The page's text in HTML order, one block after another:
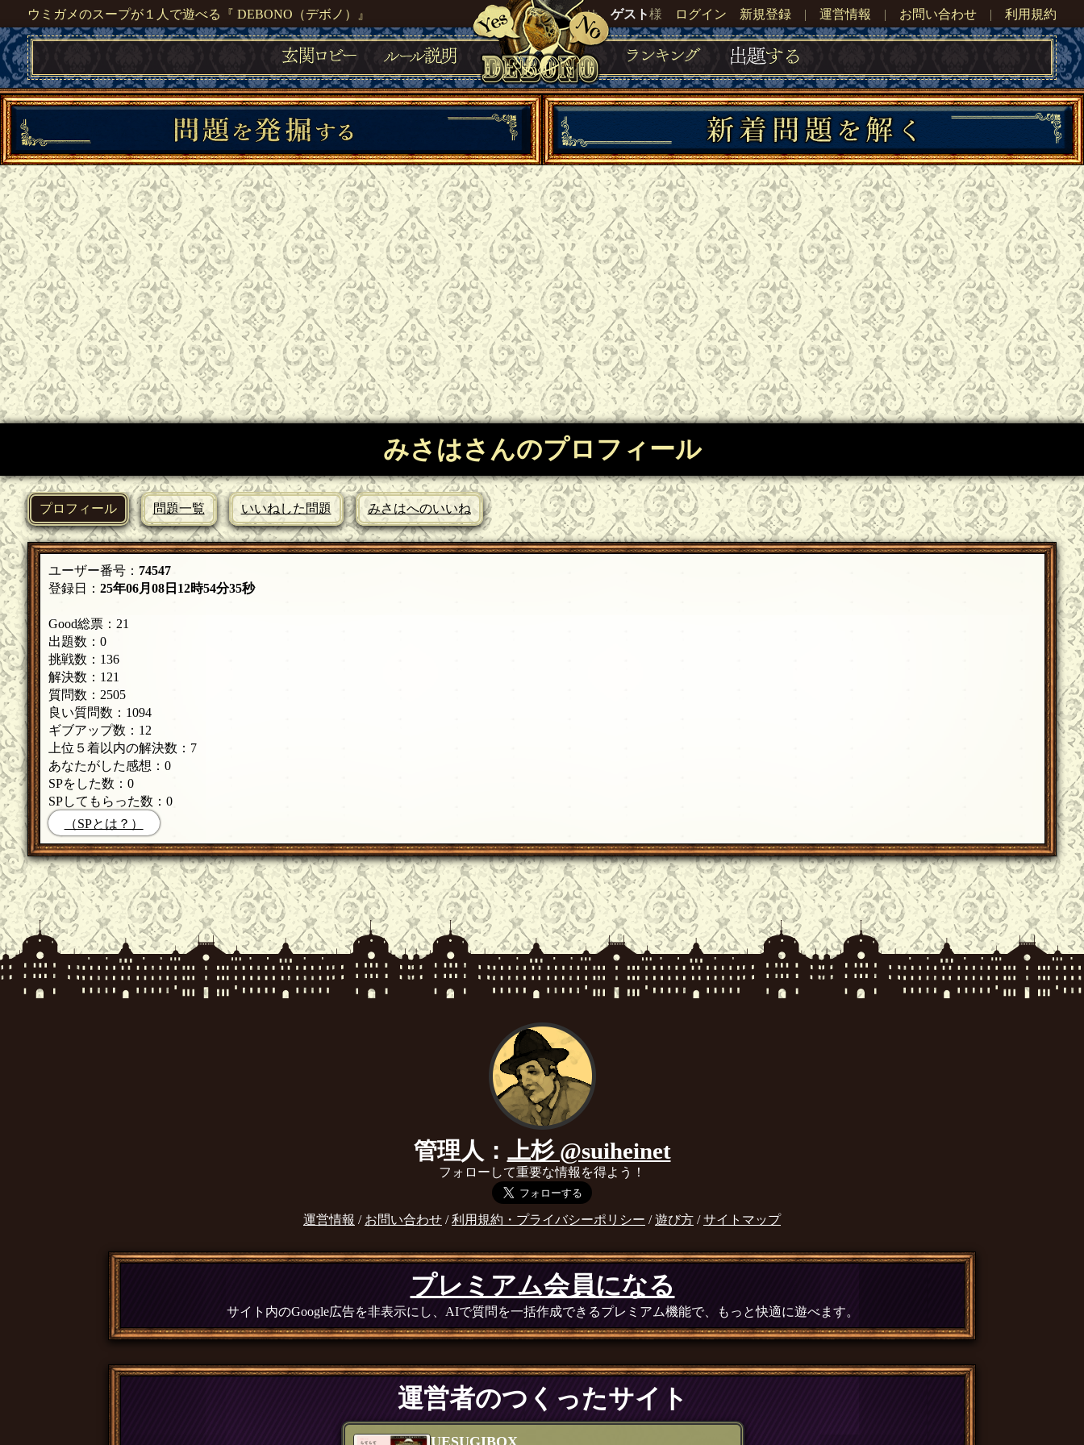
ウミガメのスープが１人で遊べる『 DEBONO（デボノ）』 いらっしゃいませ。ゲスト様 ログイン 新規登録 |運営情報 | お問い合わせ |利用規約
みさはさんのプロフィール
プロフィール 問題一覧 いいねした問題 みさはへのいいね
ユーザー番号： 74547
登録日： 25年06月08日12時54分35秒
Good総票：21
出題数：0
挑戦数：136
解決数：121
質問数：2505
良い質問数：1094
ギブアップ数：12
上位５着以内の解決数：7
あなたがした感想：0
SPをした数：0
SPしてもらった数：0
（SPとは？）
管理人： 上杉 @suiheinet
フォローして重要な情報を得よう！
運営情報 / お問い合わせ /利用規約・プライバシーポリシー /遊び方 /サイトマップ
プレミアム会員になる
サイト内のGoogle広告を非表示にし、AIで質問を一括作成できるプレミアム機能で、もっと快適に遊べます。
運営者のつくったサイト